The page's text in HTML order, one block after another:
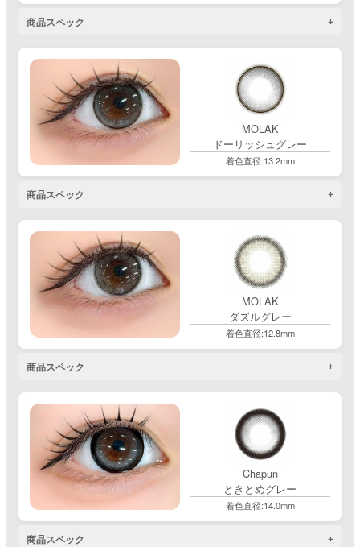
商品スペック
MOLAK
ドーリッシュグレー
着色直径:13.2mm
商品スペック
MOLAK
ダズルグレー
着色直径:12.8mm
商品スペック
Chapun
ときとめグレー
着色直径:14.0mm
商品スペック